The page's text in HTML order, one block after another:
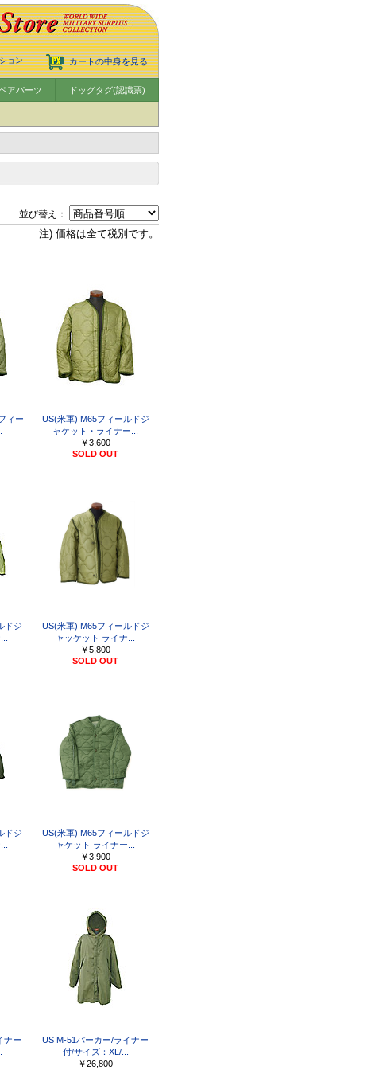
カートの中身を見る
ョン
アパーツ ドッグタグ(認識票)
並び替え：
注) 価格は全て税別です。
ィー
US(米軍) M65フィールドジ
ャケット・ライナー...
￥3,600
SOLD OUT
ドジ
US(米軍) M65フィールドジ
ャッケット ライナ...
￥5,800
SOLD OUT
ドジ
US(米軍) M65フィールドジ
ャケット ライナー...
￥3,900
SOLD OUT
ナー
US M-51パーカー/ライナー
付/サイズ：XL/...
￥26,800